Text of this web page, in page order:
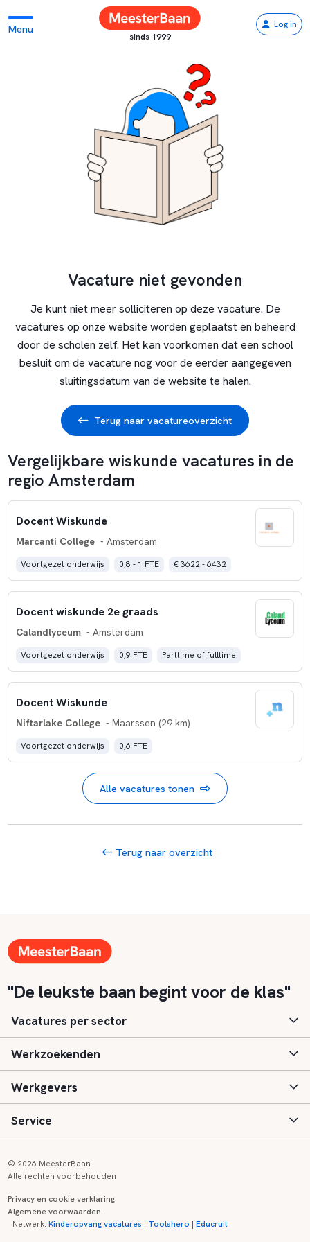
Menu
sinds 1999
Log in
Vacature niet gevonden
Je kunt niet meer solliciteren op deze vacature. De
vacatures op onze website worden geplaatst en beheerd
door de scholen zelf. Het kan voorkomen dat een school
besluit om de vacature nog voor de eerder aangegeven
sluitingsdatum van de website te halen.
Terug naar vacatureoverzicht
Vergelijkbare wiskunde vacatures in de
regio Amsterdam
Docent Wiskunde
Marcanti College - Amsterdam
Voortgezet onderwijs 0,8 - 1 FTE € 3622 - 6432
Docent wiskunde 2e graads
Calandlyceum - Amsterdam
Voortgezet onderwijs 0,9 FTE Parttime of fulltime
Docent Wiskunde
Niftarlake College - Maarssen (29 km)
Voortgezet onderwijs 0,6 FTE
Alle vacatures tonen
Terug naar overzicht
"De leukste baan begint voor de klas"
Vacatures per sector
Basisonderwijs
Speciaal (basis) onderwijs
Voortgezet onderwijs
Kinderopvang
Werkzoekenden
Aanmelden
Vacatures
Zij-instroom informatie
Werkgevers
Inloggen
Registreren
Service
Onderwijs links
© 2026 MeesterBaan
Alle rechten voorbehouden
Privacy en cookie verklaring
Algemene voorwaarden
Netwerk:Kinderopvang vacatures | Toolshero |Educruit